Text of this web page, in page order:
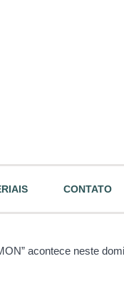
CONTATO
acontece neste